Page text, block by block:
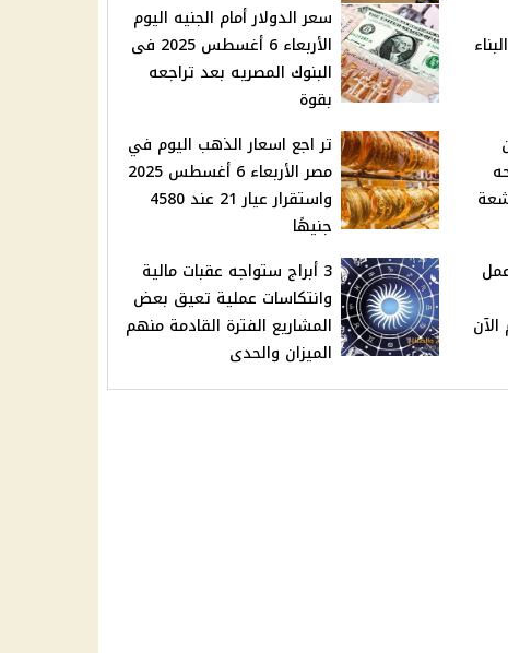
سعر الدولار أمام الجنيه اليوم
الأربعاء 6 أغسطس 2025 فى
البنوك المصريه بعد تراجعه
بقوة
تر اجع اسعار الذهب اليوم في
مصر الأربعاء 6 أغسطس 2025
واستقرار عيار 21 عند 4580
جنيهًا
3 أبراج ستواجه عقبات مالية
وانتكاسات عملية تعيق بعض
المشاريع الفترة القادمة منهم
الميزان والحدى